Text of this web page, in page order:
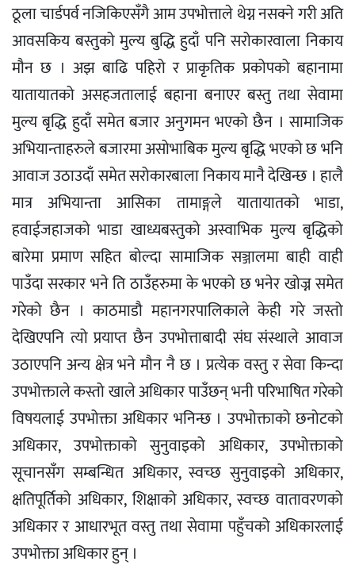
ठूला चार्डपर्व नजिकिएसँगै आम उपभोत्ताले थेग्न नसक्ने गरी अति
आवसकिय बस्तुको मुल्य बुद्धि हुदाँ पनि सरोकारवाला निकाय
मौन छ । अझ बाढि पहिरो र प्राकृतिक प्रकोपको बहानामा
यातायातको असहजतालाई बहाना बनाएर बस्तु तथा सेवामा
मुल्य बृद्धि हुदाँ समेत बजार अनुगमन भएको छैन । सामाजिक
अभियान्ताहरुले बजारमा असोभाबिक मुल्य बृद्धि भएको छ भनि
आवाज उठाउदाँ समेत सरोकारबाला निकाय मानै देखिन्छ । हालै
मात्र अभियान्ता आसिका तामाङ्गले यातायातको भाडा,
हवाईजहाजको भाडा खाध्यबस्तुको अस्वाभिक मुल्य बृद्धिको
बारेमा प्रमाण सहित बोल्दा सामाजिक सञ्जालमा बाही वाही
पाउँदा सरकार भने ति ठाउँहरुमा के भएको छ भनेर खोज्न समेत
गरेको छैन । काठमाडौ महानगरपालिकाले केही गरे जस्तो
देखिएपनि त्यो प्रयाप्त छैन उपभोत्ताबादी संघ संस्थाले आवाज
उठाएपनि अन्य क्षेत्र भने मौन नै छ । प्रत्येक वस्तु र सेवा किन्दा
उपभोक्ताले कस्तो खाले अधिकार पाउँछन् भनी परिभाषित गरेको
विषयलाई उपभोक्ता अधिकार भनिन्छ । उपभोक्ताको छनोटको
अधिकार, उपभोक्ताको सुनुवाइको अधिकार, उपभोक्ताको
सूचानसँग सम्बन्धित अधिकार, स्वच्छ सुनुवाइको अधिकार,
क्षतिपूर्तिको अधिकार, शिक्षाको अधिकार, स्वच्छ वातावरणको
अधिकार र आधारभूत वस्तु तथा सेवामा पहुँचको अधिकारलाई
उपभोक्ता अधिकार हुन् ।